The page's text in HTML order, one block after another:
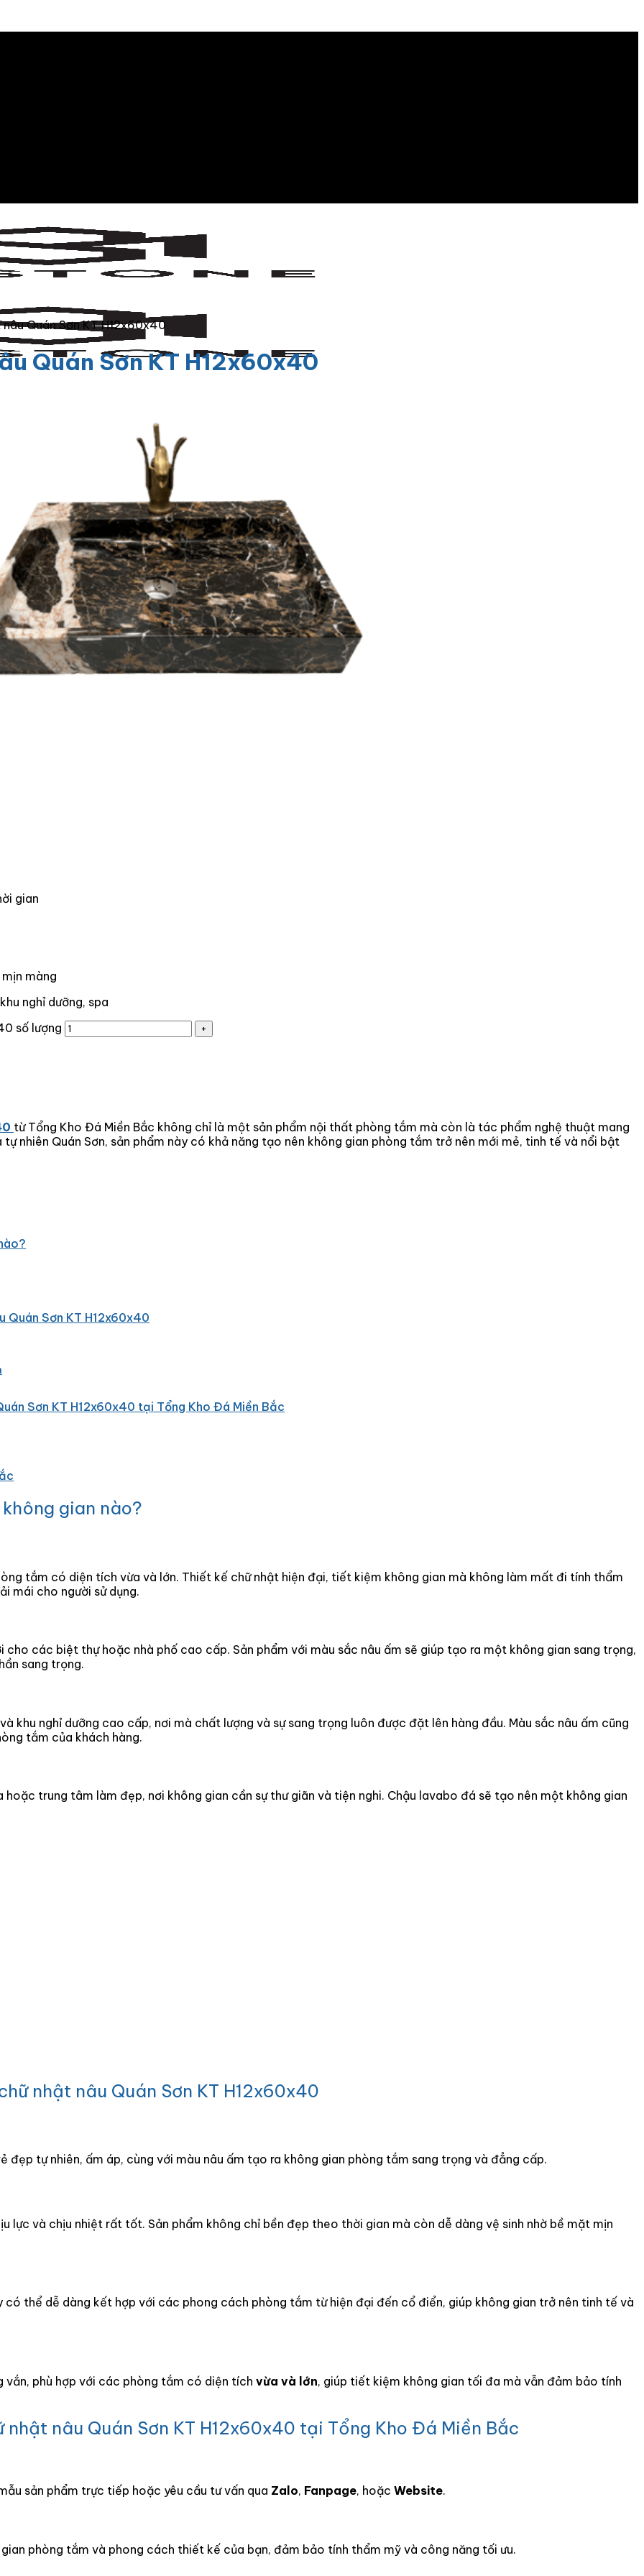
Quán Sơn KT H12x60x40
Quán Sơn KT H12x60x40
gian
màng
nghỉ dưỡng, spa
số lượng
từ Tổng Kho Đá Miền Bắc không chỉ là một sản phẩm nội thất phòng tắm mà còn là tác phẩm nghệ thuật mang
nhiên Quán Sơn, sản phẩm này có khả năng tạo nên không gian phòng tắm trở nên mới mẻ, tinh tế và nổi bật
Quán Sơn KT H12x60x40
Sơn KT H12x60x40 tại Tổng Kho Đá Miền Bắc
gian nào?
tắm có diện tích vừa và lớn. Thiết kế chữ nhật hiện đại, tiết kiệm không gian mà không làm mất đi tính thẩm
mái cho người sử dụng.
cho các biệt thự hoặc nhà phố cao cấp. Sản phẩm với màu sắc nâu ấm sẽ giúp tạo ra một không gian sang trọng,
sang trọng.
khu nghỉ dưỡng cao cấp, nơi mà chất lượng và sự sang trọng luôn được đặt lên hàng đầu. Màu sắc nâu ấm cũng
tắm của khách hàng.
trung tâm làm đẹp, nơi không gian cần sự thư giãn và tiện nghi. Chậu lavabo đá sẽ tạo nên một không gian
nhật nâu Quán Sơn KT H12x60x40
đẹp tự nhiên, ấm áp, cùng với màu nâu ấm tạo ra không gian phòng tắm sang trọng và đẳng cấp.
lực và chịu nhiệt rất tốt. Sản phẩm không chỉ bền đẹp theo thời gian mà còn dễ dàng vệ sinh nhờ bề mặt mịn
thể dễ dàng kết hợp với các phong cách phòng tắm từ hiện đại đến cổ điển, giúp không gian trở nên tinh tế và
vắn, phù hợp với các phòng tắm có diện tích vừa và lớn, giúp tiết kiệm không gian tối đa mà vẫn đảm bảo tính
nâu Quán Sơn KT H12x60x40 tại Tổng Kho Đá Miền Bắc
sản phẩm trực tiếp hoặc yêu cầu tư vấn qua Zalo, Fanpage, hoặc Website.
phòng tắm và phong cách thiết kế của bạn, đảm bảo tính thẩm mỹ và công năng tối ưu.